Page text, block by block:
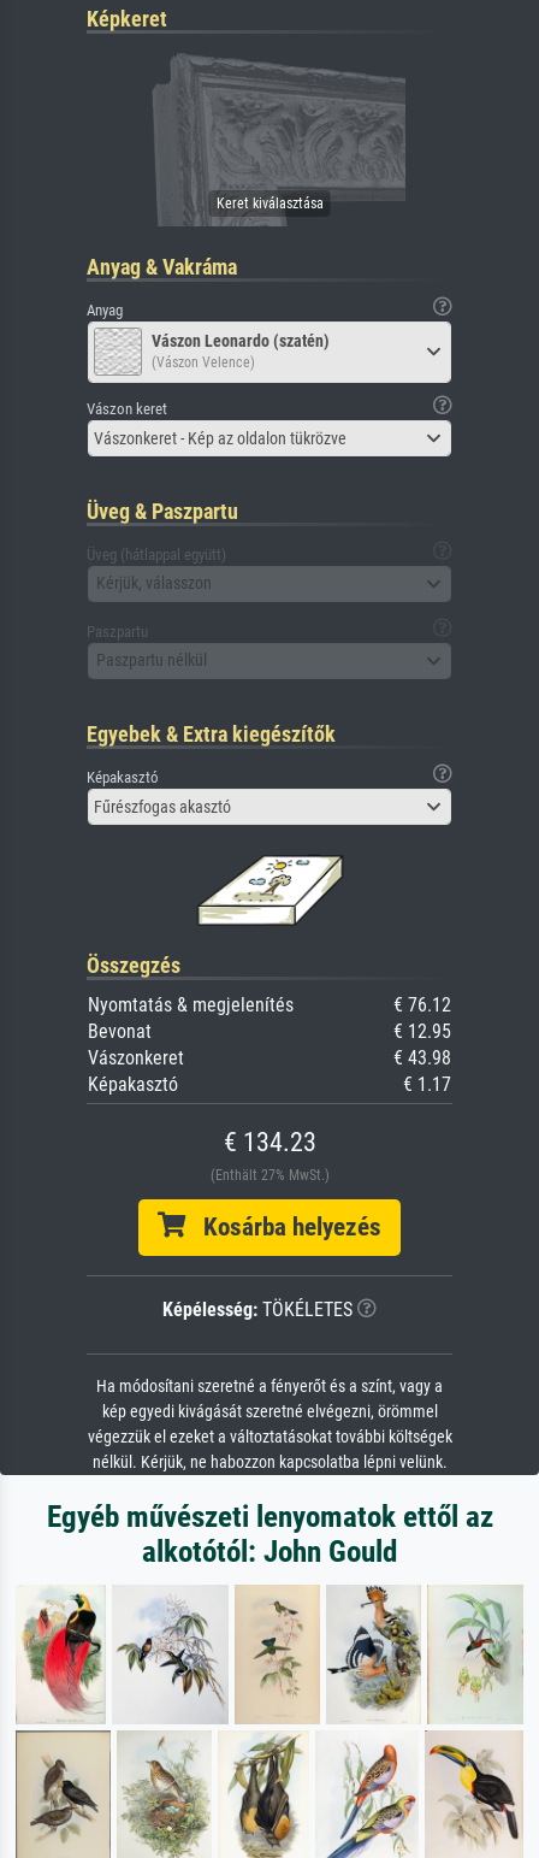
Képkeret
Anyag & Vakráma
Anyag
Vászon Leonardo (szatén)
(Vászon Velence)
Vászon keret
Vászonkeret - Kép az oldalon tükrözve
Üveg & Paszpartu
Üveg (hátlappal együtt)
Kérjük, válasszon
Paszpartu
Paszpartu nélkül
Egyebek & Extra kiegészítők
Képakasztó
Fűrészfogas akasztó
Összegzés
Nyomtatás & megjelenítés
€ 76.12
Bevonat
€ 12.95
Vászonkeret
€ 43.98
Képakasztó
€ 1.17
€ 134.23
(Enthält 27% MwSt.)
Kosárba helyezés
Képélesség: TÖKÉLETES
Ha módosítani szeretné a fényerőt és a színt, vagy a
kép egyedi kivágását szeretné elvégezni, örömmel
végezzük el ezeket a változtatásokat további költségek
nélkül. Kérjük, ne habozzon kapcsolatba lépni velünk.
Egyéb művészeti lenyomatok ettől az
alkotótól: John Gould